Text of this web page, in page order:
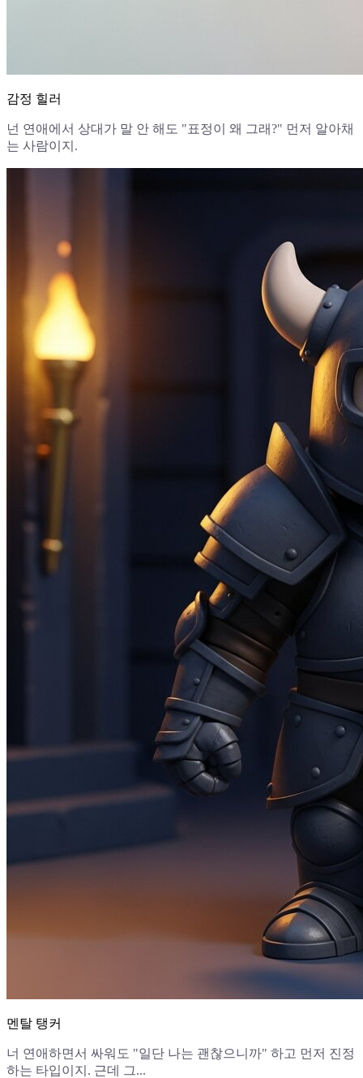
감정 힐러
넌 연애에서 상대가 말 안 해도 "표정이 왜 그래?" 먼저 알아채
는 사람이지.
멘탈 탱커
너 연애하면서 싸워도 "일단 나는 괜찮으니까" 하고 먼저 진정
하는 타입이지. 근데 그...